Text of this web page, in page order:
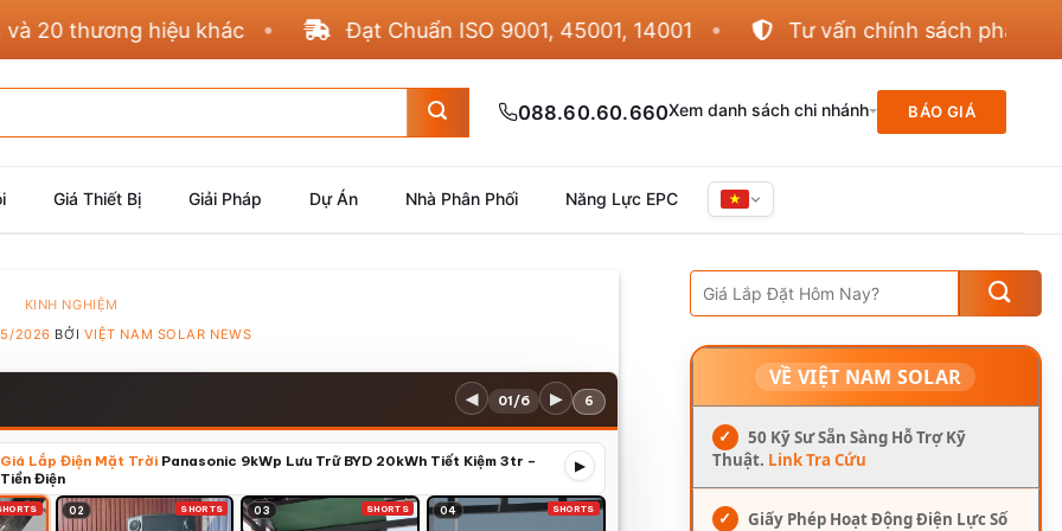
thương hiệu khác Đạt Chuẩn ISO 9001, 45001, 14001 Tư vấn chính sách phân phối
088.60.60.660Xem danh sách chi nhánh BÁO GIÁ
Giá Thiết Bị Giải Pháp Dự Án Nhà Phân Phối Năng Lực EPC
KINH NGHIỆM
2026 BỞI VIỆT NAM SOLAR NEWS
◀ 01/6 ▶ 6
Giá Lắp Điện Mặt Trời Panasonic 9kWp Lưu Trữ BYD 20kWh Tiết Kiệm 3tr –
Điện
▶
02 SHORTS 03 SHORTS 04 SHORTS
VỀ VIỆT NAM SOLAR
✓
50 Kỹ Sư Sẵn Sàng Hỗ Trợ Kỹ
Thuật. Link Tra Cứu
✓
Giấy Phép Hoạt Động Điện Lực Số